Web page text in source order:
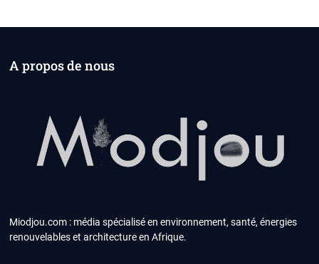
A propos de nous
Miodjou.com : média spécialisé en environnement, santé, énergies
renouvelables et architecture en Afrique.